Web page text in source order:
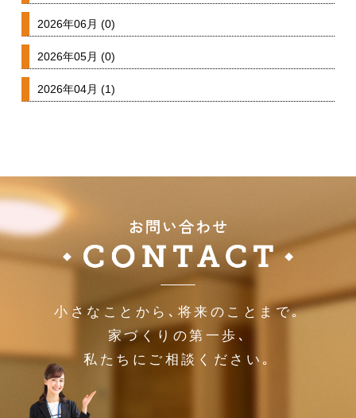
2026年06月 (0)
2026年05月 (0)
2026年04月 (1)
小さなことから､将来のことまで｡
家づくりの第一歩､
私たちにご相談ください｡